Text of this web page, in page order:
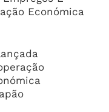
Económica